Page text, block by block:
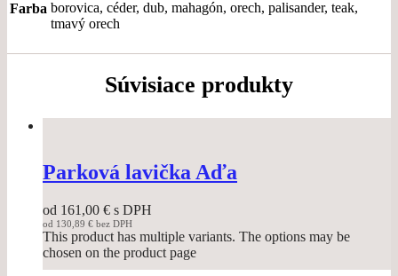
Farba borovica, céder, dub, mahagón, orech, palisander, teak,
tmavý orech
Súvisiace produkty
Parková lavička Aďa
od 161,00 € s DPH
od 130,89 € bez DPH
This product has multiple variants. The options may be
chosen on the product page